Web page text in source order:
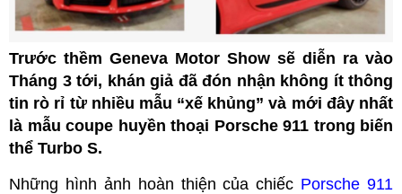
Trước thềm Geneva Motor Show sẽ diễn ra vào
Tháng 3 tới, khán giả đã đón nhận không ít thông
tin rò rỉ từ nhiều mẫu “xế khủng” và mới đây nhất
là mẫu coupe huyền thoại Porsche 911 trong biến
thể Turbo S.
Những hình ảnh hoàn thiện của chiếc Porsche 911